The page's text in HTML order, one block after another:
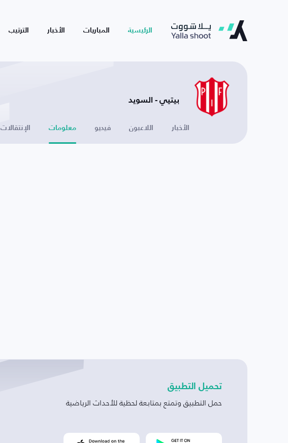
الرئيسية المباريات الأخبار الترتيب
بيتيي - السويد
الأخبار اللاعبون فيديو معلومات الإنتقالات
تحميل التطبيق
حمل التطبيق وتمتع بمتابعة لحظية للأحداث الرياضية